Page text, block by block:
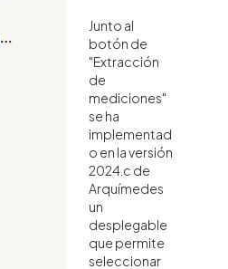
Junto al
botón de
"Extracción
de
mediciones"
se ha
implementad
o en la versión
2024.c de
Arquímedes
un
desplegable
que permite
seleccionar